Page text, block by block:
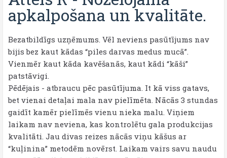
apkalpošana un kvalitāte.
Bezatbildīgs uzņēmums. Vēl neviens pasūtījums nav
bijis bez kaut kādas “piles darvas medus mucā”.
Vienmēr kaut kāda kavēšanās, kaut kādi “kāši”
patstāvigi.
Pēdējais - atbraucu pēc pasūtījuma. It kā viss gatavs,
bet vienai detaļai mala nav pielīmēta. Nācās 3 stundas
gaidīt kamēr pielīmēs vienu nieka malu. Viņiem
laikam nav neviena, kas kontrolētu gala produkcijas
kvalitāti. Jau divas reizes nācās viņu kāšus ar
“kuļinina” metodēm novērst. Laikam vairs savu naudu